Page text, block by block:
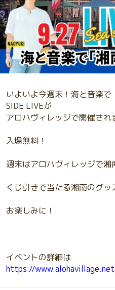
いよいよ今週末！海と音楽
SIDE LIVEが
アロハヴィレッジで開催され
入場無料！
週末はアロハヴィレッジで湘
くじ引きで当たる湘南のグッ
お楽しみに！
イベントの詳細は
https://